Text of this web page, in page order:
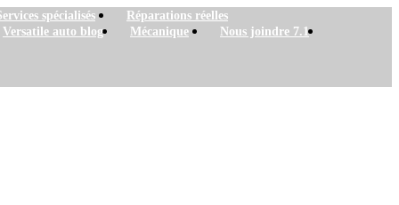
spécialisés
Réparations réelles
Versatile auto blog Mécanique Nous joindre 7.1